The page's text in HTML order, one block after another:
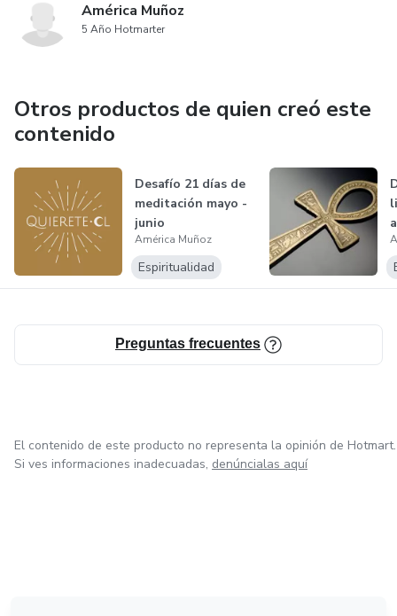
América Muñoz
5 Año Hotmarter
Otros productos de quien creó este
contenido
Desafío 21 días de
meditación mayo -
junio
América Muñoz
Espiritualidad
Preguntas frecuentes
El contenido de este producto no representa la opinión de Hotmart.
Si ves informaciones inadecuadas, denúncialas aquí